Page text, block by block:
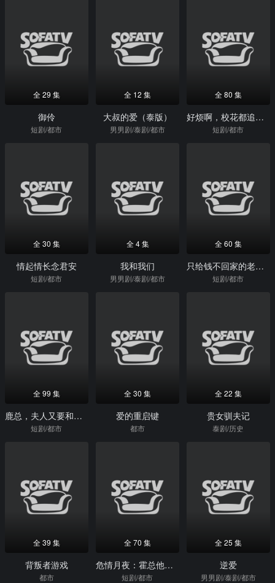
全 29 集
御伶
短剧/都市
全 12 集
大叔的爱（泰版）
男男剧/泰剧/都市
全 80 集
好烦啊，校花都追我刷好感度
短剧/都市
全 30 集
情起情长念君安
短剧/都市
全 4 集
我和我们
男男剧/泰剧/都市
全 60 集
只给钱不回家的老公忽然回来了
短剧/都市
全 99 集
鹿总，夫人又要和您摊牌了
短剧/都市
全 30 集
爱的重启键
都市
全 22 集
贵女驯夫记
泰剧/历史
全 39 集
背叛者游戏
都市
全 70 集
危情月夜：霍总他变成狼了
短剧/都市
全 25 集
逆爱
男男剧/泰剧/都市